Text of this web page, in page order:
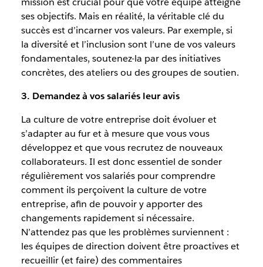
ses objectifs. Mais en réalité, la véritable clé du
succès est d’incarner vos valeurs. Par exemple, si
la diversité et l’inclusion sont l’une de vos valeurs
fondamentales, soutenez-la par des initiatives
concrètes, des ateliers ou des groupes de soutien.
3. Demandez à vos salariés leur avis
La culture de votre entreprise doit évoluer et
s’adapter au fur et à mesure que vous vous
développez et que vous recrutez de nouveaux
collaborateurs. Il est donc essentiel de sonder
régulièrement vos salariés pour comprendre
comment ils perçoivent la culture de votre
entreprise, afin de pouvoir y apporter des
changements rapidement si nécessaire.
N’attendez pas que les problèmes surviennent :
les équipes de direction doivent être proactives et
recueillir (et faire) des commentaires